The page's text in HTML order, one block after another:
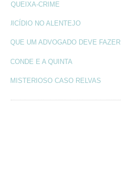
QUEIXA-CRIME
SUICÍDIO NO ALENTEJO
O QUE UM ADVOGADO DEVE FAZER
O CONDE E A QUINTA
O MISTERIOSO CASO RELVAS